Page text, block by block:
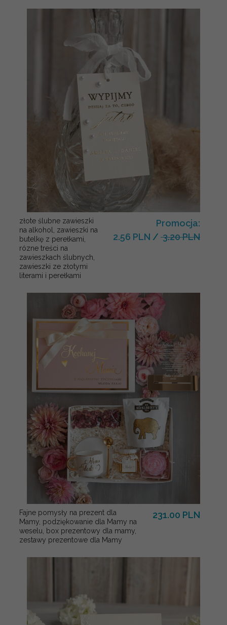
złote ślubne zawieszki
na alkohol, zawieszki na
butelkę z perełkami,
rózne treści na
zawieszkach ślubnych,
zawieszki ze złotymi
literami i perełkami
Promocja:
2.56 PLN / 3.20 PLN
Fajne pomysły na prezent dla
Mamy, podziękowanie dla Mamy na
weselu, box prezentowy dla mamy,
zestawy prezentowe dla Mamy
231.00 PLN